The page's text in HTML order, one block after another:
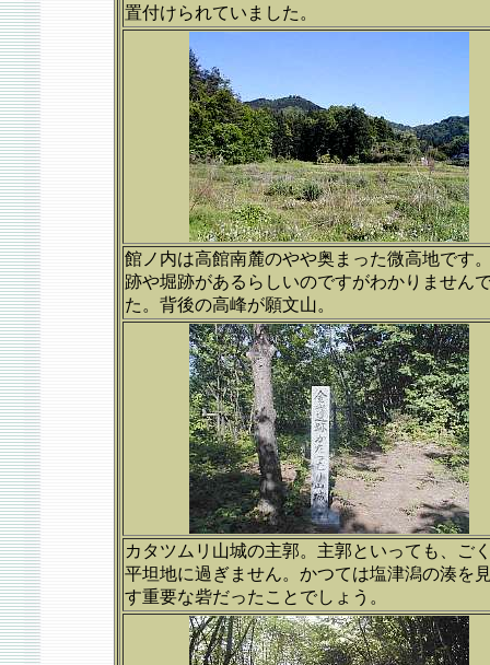
置付けられていました。
館ノ内は高館南麓のやや奥まった微高地です
跡や堀跡があるらしいのですがわかりません
た。背後の高峰が願文山。
カタツムリ山城の主郭。主郭といっても、ご
平坦地に過ぎません。かつては塩津潟の湊を
す重要な砦だったことでしょう。